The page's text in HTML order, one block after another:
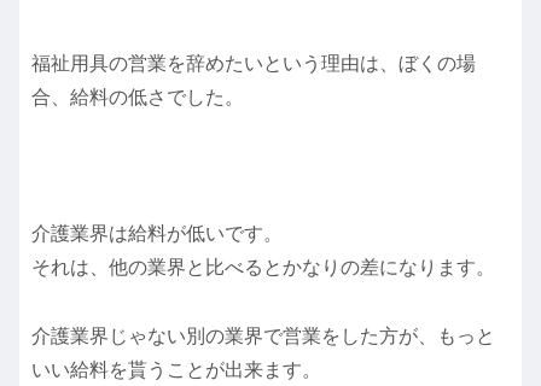
福祉用具の営業を辞めたいという理由は、ぼくの場
合、給料の低さでした。
介護業界は給料が低いです。
それは、他の業界と比べるとかなりの差になります。
介護業界じゃない別の業界で営業をした方が、もっと
いい給料を貰うことが出来ます。